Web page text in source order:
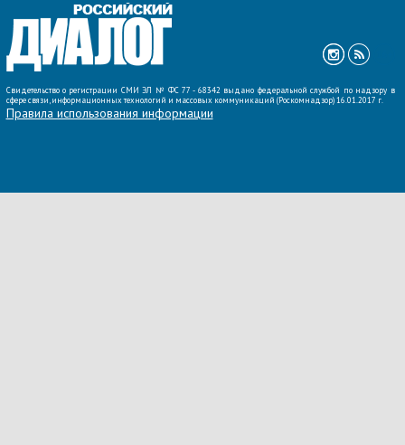
Свидетельство о регистрации СМИ ЭЛ № ФС 77 - 68342 выдано федеральной службой по надзору в
сфере связи, информационных технологий и массовых коммуникаций (Роскомнадзор) 16.01.2017 г.
Правила использования информации